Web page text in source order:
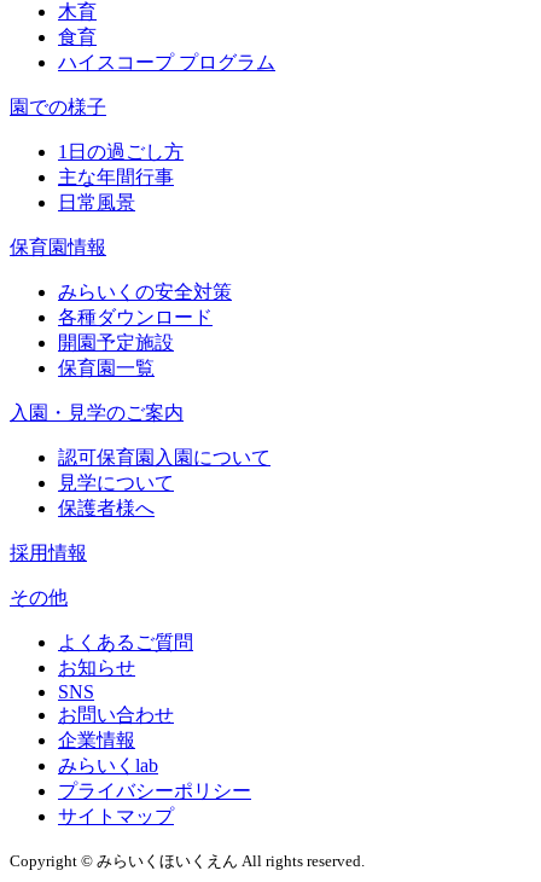
木育
食育
ハイスコープ プログラム
園での様子
1日の過ごし方
主な年間行事
日常風景
保育園情報
みらいくの安全対策
各種ダウンロード
開園予定施設
保育園一覧
入園・見学のご案内
認可保育園入園について
見学について
保護者様へ
採用情報
その他
よくあるご質問
お知らせ
SNS
お問い合わせ
企業情報
みらいくlab
プライバシーポリシー
サイトマップ
Copyright © みらいくほいくえん All rights reserved.